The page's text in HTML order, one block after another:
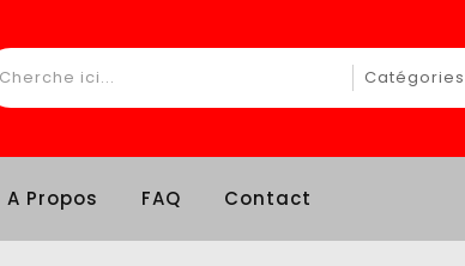
A Propos FAQ Contact